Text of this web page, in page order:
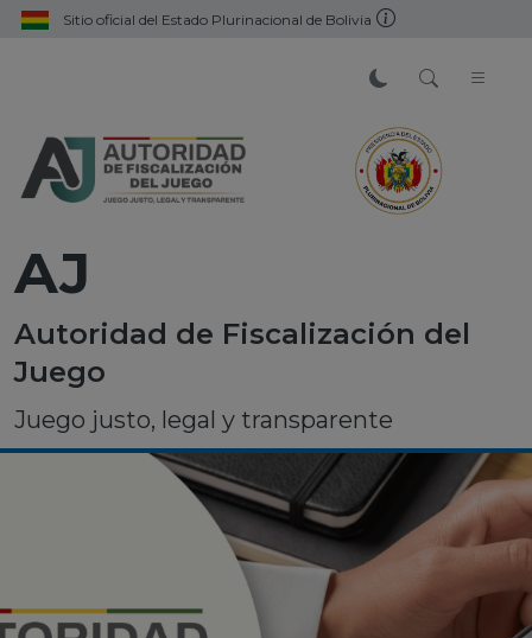
Sitio oficial del Estado Plurinacional de Bolivia
AJ
Autoridad de Fiscalización del
Juego
Juego justo, legal y transparente